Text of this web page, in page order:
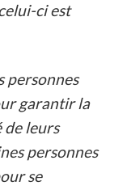
ci est
personnes
garantir la
leurs
personnes
se